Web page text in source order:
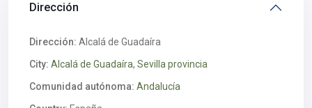
Dirección
Dirección: Alcalá de Guadaíra
City: Alcalá de Guadaíra, Sevilla provincia
Comunidad autónoma: Andalucía